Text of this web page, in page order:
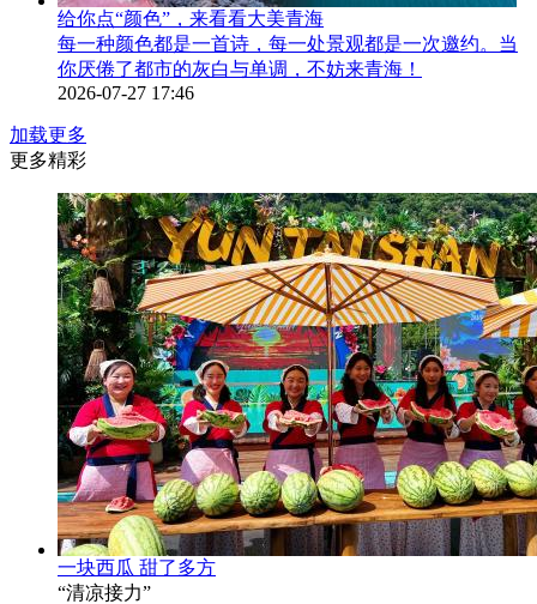
给你点“颜色”，来看看大美青海
每一种颜色都是一首诗，每一处景观都是一次邀约。当
你厌倦了都市的灰白与单调，不妨来青海！
2026-07-27 17:46
加载更多
更多精彩
一块西瓜 甜了多方
“清凉接力”